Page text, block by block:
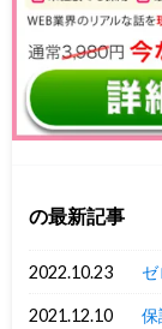
の最新記事
2022.10.23
2021.12.10
保